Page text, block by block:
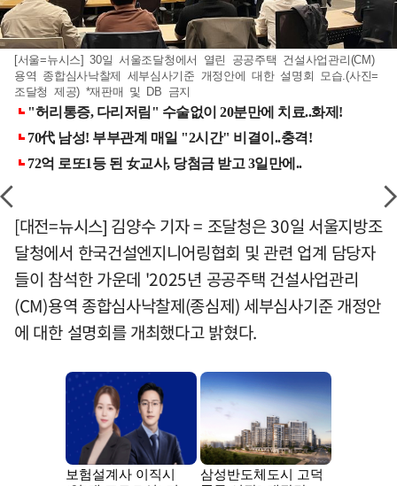
[서울=뉴시스] 30일 서울조달청에서 열린 공공주택 건설사업관리(CM)
용역 종합심사낙찰제 세부심사기준 개정안에 대한 설명회 모습.(사진=
조달청 제공) *재판매 및 DB 금지
[대전=뉴시스] 김양수 기자 = 조달청은 30일 서울지방조
달청에서 한국건설엔지니어링협회 및 관련 업계 담당자
들이 참석한 가운데 '2025년 공공주택 건설사업관리
(CM)용역 종합심사낙찰제(종심제) 세부심사기준 개정안
에 대한 설명회를 개최했다고 밝혔다.